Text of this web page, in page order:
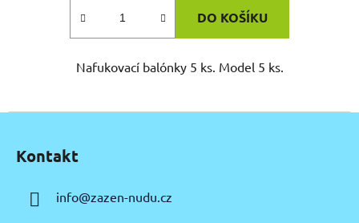
DO KOŠÍKU
Nafukovací balónky 5 ks. Model 5 ks.
Kontakt
info@zazen-nudu.cz